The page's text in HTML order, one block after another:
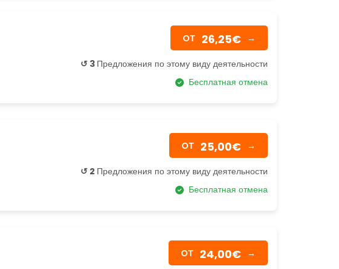
OТ 26,25€ →
↺ 3 Предложения по этому виду деятельности
Бесплатная отмена
OТ 25,00€ →
↺ 2 Предложения по этому виду деятельности
Бесплатная отмена
OТ 24,00€ →